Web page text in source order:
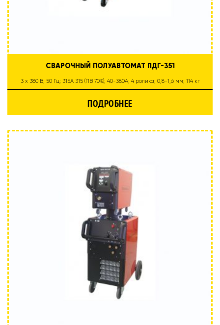
СВАРОЧНЫЙ ПОЛУАВТОМАТ ПДГ-351
3 х 380 В; 50 Гц; 315А 315 (ПВ 70%); 40-380А; 4 ролика; 0,8-1,6 мм; 114 кг
ПОДРОБНЕЕ